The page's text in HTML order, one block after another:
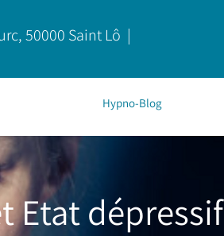
50000 Saint Lô |
Hypno-Blog
Etat dépressif